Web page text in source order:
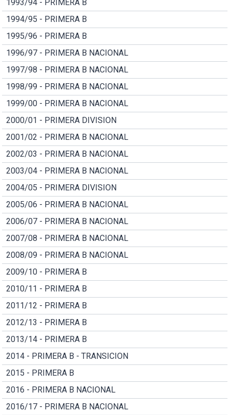
1993/94 - PRIMERA B
1994/95 - PRIMERA B
1995/96 - PRIMERA B
1996/97 - PRIMERA B NACIONAL
1997/98 - PRIMERA B NACIONAL
1998/99 - PRIMERA B NACIONAL
1999/00 - PRIMERA B NACIONAL
2000/01 - PRIMERA DIVISION
2001/02 - PRIMERA B NACIONAL
2002/03 - PRIMERA B NACIONAL
2003/04 - PRIMERA B NACIONAL
2004/05 - PRIMERA DIVISION
2005/06 - PRIMERA B NACIONAL
2006/07 - PRIMERA B NACIONAL
2007/08 - PRIMERA B NACIONAL
2008/09 - PRIMERA B NACIONAL
2009/10 - PRIMERA B
2010/11 - PRIMERA B
2011/12 - PRIMERA B
2012/13 - PRIMERA B
2013/14 - PRIMERA B
2014 - PRIMERA B - TRANSICION
2015 - PRIMERA B
2016 - PRIMERA B NACIONAL
2016/17 - PRIMERA B NACIONAL